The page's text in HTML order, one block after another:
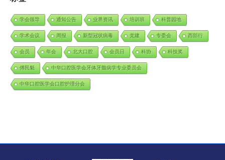
学会领导 通知公告 业界资讯 培训班 科普园地
学术会议 周报 新型冠状病毒 党建 专委会 西部行
会员 年会 北大口腔 会员日 科协 科技奖
傅民魁 中华口腔医学会牙体牙髓病学专业委员会
中华口腔医学会口腔护理分会